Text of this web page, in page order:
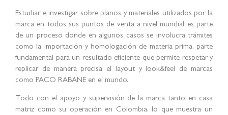
Estudiar e investigar sobre planos y materiales utilizados por la
marca en todos sus puntos de venta a nivel mundial es parte
de un proceso donde en algunos casos se involucra trámites
como la importación y homologación de materia prima, parte
fundamental para un resultado eficiente que permite respetar y
replicar de manera precisa el layout y look&feel de marcas
como PACO RABANE en el mundo.
Todo con el apoyo y supervisión de la marca tanto en casa
matriz como su operación en Colombia, lo que muestra un